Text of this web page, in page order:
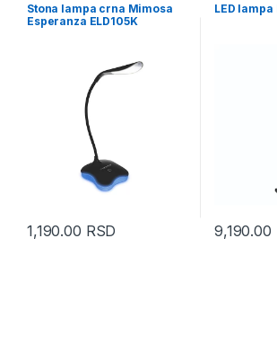
Stona lampa crna Mimosa
Esperanza ELD105K
1,190.00 RSD
LED lampa
9,190.00